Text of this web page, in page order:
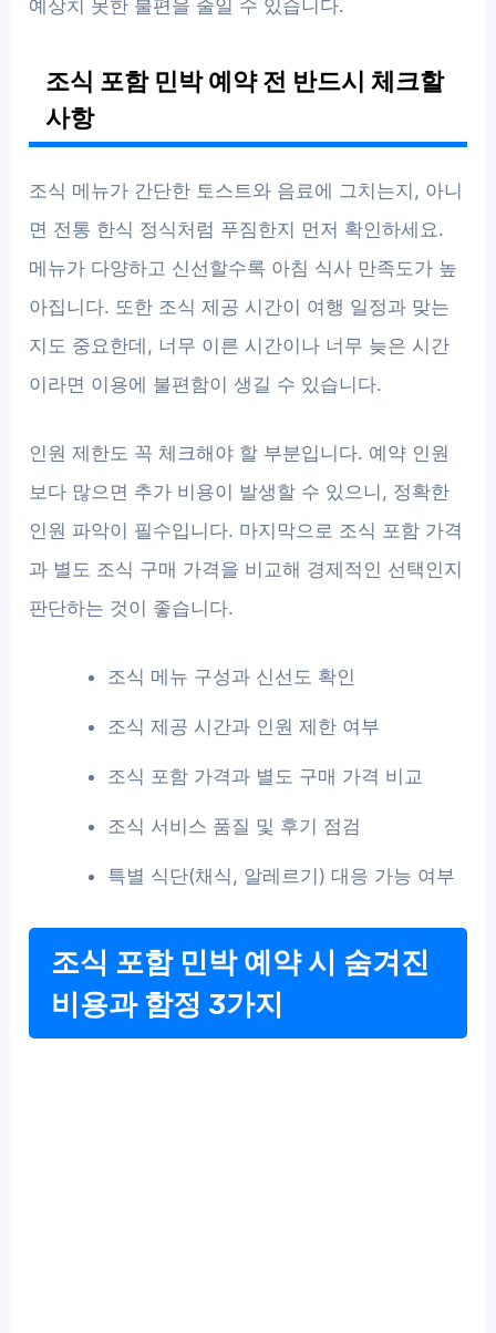
예상치 못한 불편을 줄일 수 있습니다.
조식 포함 민박 예약 전 반드시 체크할
사항
조식 메뉴가 간단한 토스트와 음료에 그치는지, 아니
면 전통 한식 정식처럼 푸짐한지 먼저 확인하세요.
메뉴가 다양하고 신선할수록 아침 식사 만족도가 높
아집니다. 또한 조식 제공 시간이 여행 일정과 맞는
지도 중요한데, 너무 이른 시간이나 너무 늦은 시간
이라면 이용에 불편함이 생길 수 있습니다.
인원 제한도 꼭 체크해야 할 부분입니다. 예약 인원
보다 많으면 추가 비용이 발생할 수 있으니, 정확한
인원 파악이 필수입니다. 마지막으로 조식 포함 가격
과 별도 조식 구매 가격을 비교해 경제적인 선택인지
판단하는 것이 좋습니다.
조식 메뉴 구성과 신선도 확인
조식 제공 시간과 인원 제한 여부
조식 포함 가격과 별도 구매 가격 비교
조식 서비스 품질 및 후기 점검
특별 식단(채식, 알레르기) 대응 가능 여부
조식 포함 민박 예약 시 숨겨진
비용과 함정 3가지